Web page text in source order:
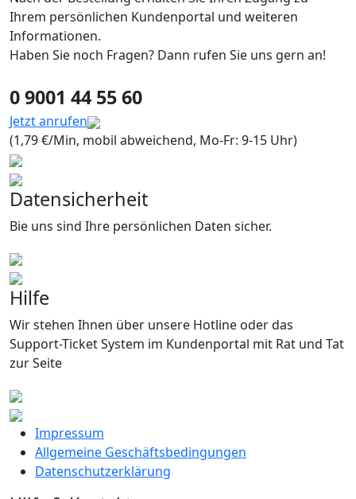
Ihrem persönlichen Kundenportal und weiteren
Informationen.
Haben Sie noch Fragen? Dann rufen Sie uns gern an!
0 9001 44 55 60
Jetzt anrufen
(1,79 €/Min, mobil abweichend, Mo-Fr: 9-15 Uhr)
Datensicherheit
Bie uns sind Ihre persönlichen Daten sicher.
Hilfe
Wir stehen Ihnen über unsere Hotline oder das
Support-Ticket System im Kundenportal mit Rat und Tat
zur Seite
Impressum
Allgemeine Geschäftsbedingungen
Datenschutzerklärung